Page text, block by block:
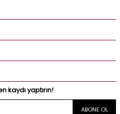
kaydı yaptırın!
ABONE OL